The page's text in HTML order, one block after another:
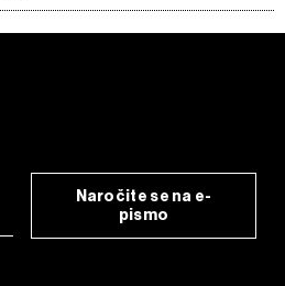
Naročite se na e-
pismo